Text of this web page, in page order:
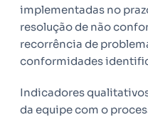
implementadas no
resolução de não
recorrência de
conformidades
Indicadores
da equipe com o